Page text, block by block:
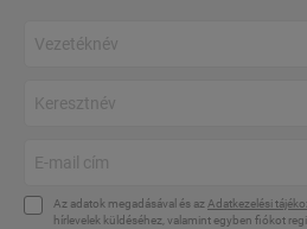
Az adatok megadásával és az Adatkezelési
hírlevelek küldéséhez, valamint egyben fiókot